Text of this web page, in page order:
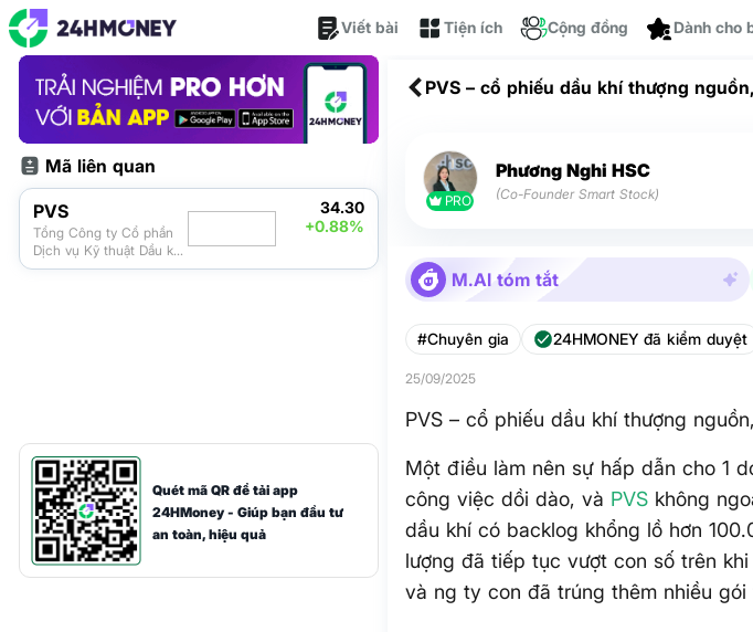
Viết bài Tiện ích
Cộng đồng
Mã liên quan
PVS
Tổng Công ty Cổ phần
Dịch vụ Kỹ thuật Dầu khí
Việt Nam
34.30
+0.88%
Quét mã QR để tải app
24HMoney - Giúp bạn đầu tư
an toàn, hiệu quả
PVS – cổ phiếu dầu khí thượng
PRO
Phương Nghi HSC
(Co-Founder Smart Stock)
M.AI tóm tắt
#Chuyên gia 24HMONEY đã kiểm duyệt
25/09/2025
PVS – cổ phiếu dầu khí thượng
Một điều làm nên sự hấp dẫn cho 1
công việc dồi dào, và PVS không
dầu khí có backlog khổng lồ hơn
lượng đã tiếp tục vượt con số trên
và ng ty con đã trúng thêm nhiều gói